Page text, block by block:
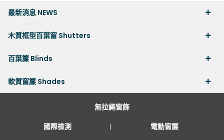
最新消息 NEWS
木質框型百葉窗 Shutters
百葉簾 Blinds
軟質窗簾 Shades
無拉繩窗飾
國際檢測
電動窗簾